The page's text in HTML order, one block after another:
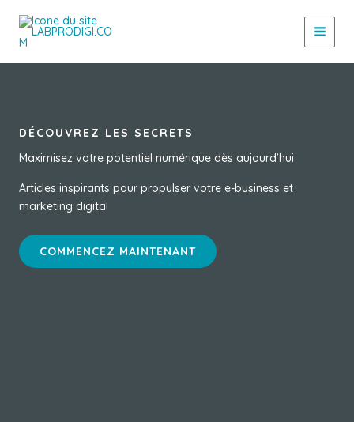
contenu
DÉCOUVREZ LES SECRETS
Maximisez votre potentiel numérique dès aujourd’hui
Articles inspirants pour propulser votre e-business et
marketing digital
COMMENCEZ MAINTENANT